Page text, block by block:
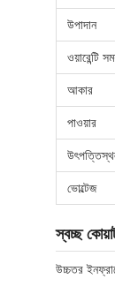
উপাদান
ওয়ারেন্টি
আকার
পাওয়ার
ভোল্টেজ
স্বচ্ছ
উচ্চতর